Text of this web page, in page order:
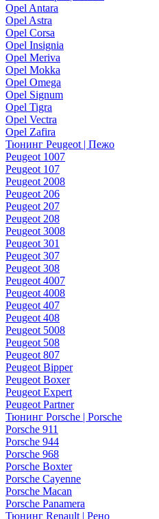
Opel Antara
Opel Astra
Opel Corsa
Opel Insignia
Opel Meriva
Opel Mokka
Opel Omega
Opel Signum
Opel Tigra
Opel Vectra
Opel Zafira
Тюнинг Peugeot | Пежо
Peugeot 1007
Peugeot 107
Peugeot 2008
Peugeot 206
Peugeot 207
Peugeot 208
Peugeot 3008
Peugeot 301
Peugeot 307
Peugeot 308
Peugeot 4007
Peugeot 4008
Peugeot 407
Peugeot 408
Peugeot 5008
Peugeot 508
Peugeot 807
Peugeot Bipper
Peugeot Boxer
Peugeot Expert
Peugeot Partner
Тюнинг Porsche | Porsche
Porsche 911
Porsche 944
Porsche 968
Porsche Boxter
Porsche Cayenne
Porsche Macan
Porsche Panamera
Тюнинг Renault | Рено